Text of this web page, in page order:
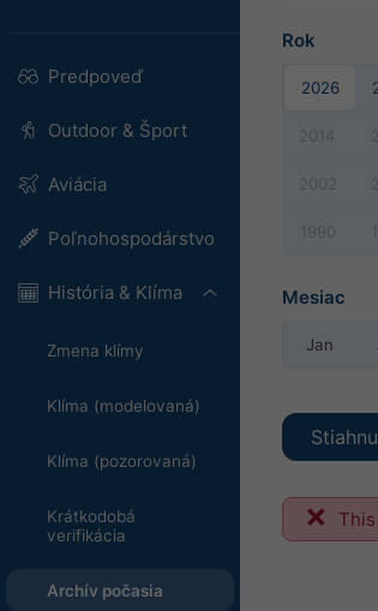
Predpoveď
Outdoor & Šport
Aviácia
Poľnohospodárstvo
História & Klíma
Zmena klímy
Klíma (modelovaná)
Klíma (pozorovaná)
Krátkodobá
verifikácia
Archív počasia
Rok
2026
2014
2002
1990
Mesiac
Jan